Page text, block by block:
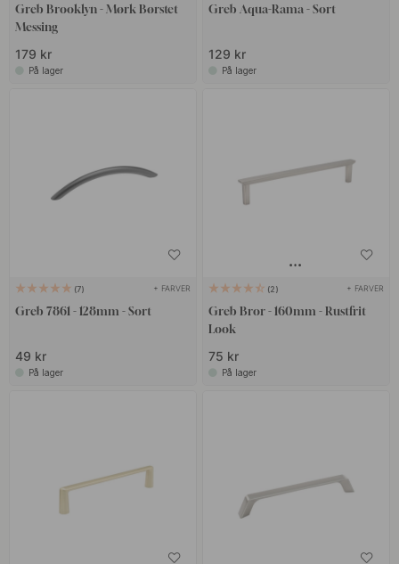
Greb Brooklyn - Mørk Børstet
Messing
179 kr
På lager
Greb Aqua-Rama - Sort
129 kr
På lager
7 + FARVER
Greb 7861 - 128mm - Sort
49 kr
På lager
2 + FARVER
Greb Bror - 160mm - Rustfrit
Look
75 kr
På lager